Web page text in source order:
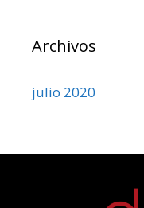
Archivos
julio 2020